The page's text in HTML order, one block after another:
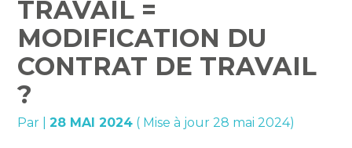
TRAVAIL =
MODIFICATION DU
CONTRAT DE TRAVAIL
?
Par |28 MAI 2024 ( Mise à jour 28 mai 2024)